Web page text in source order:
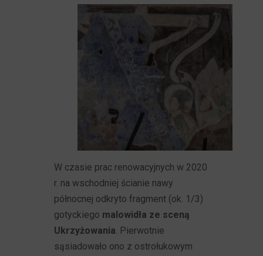
W czasie prac renowacyjnych w 2020
r. na wschodniej ścianie nawy
północnej odkryto fragment (ok. 1/3)
gotyckiego malowidła ze sceną
Ukrzyżowania. Pierwotnie
sąsiadowało ono z ostrołukowym